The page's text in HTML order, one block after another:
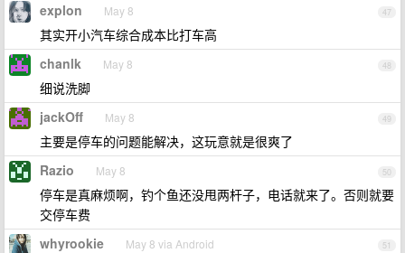
47
explon May 8
其实开小汽车综合成本比打车高
48
chanlk May 8
细说洗脚
49
jackOff May 8
主要是停车的问题能解决，这玩意就是很爽了
50
Razio May 8
停车是真麻烦啊，钓个鱼还没甩两杆子，电话就来了。否则就要
交停车费
51
whyrookie May 8 via Android